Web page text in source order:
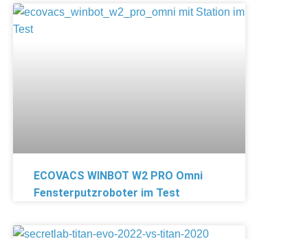
ECOVACS WINBOT W2 PRO Omni
Fensterputzroboter im Test